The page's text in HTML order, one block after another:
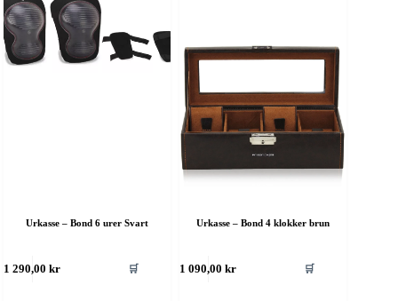
Urkasse – Bond 6 urer Svart
1 290,00kr 🛒
Urkasse – Bond 4 klokker brun
1 090,00kr 🛒